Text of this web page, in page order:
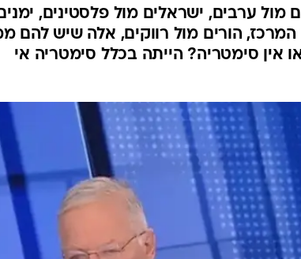
מול ערבים, ישראלים מול פלסטינים,
הורים מול רווקים, אלה שיש להם
אין סימטריה? הייתה בכלל סימטריה אי